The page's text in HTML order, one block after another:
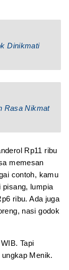
Dinikmati
Rasa Nikmat
Rp11 ribu
memesan
contoh, kamu
pisang, lumpia
ribu. Ada juga
nasi godok
Tapi
Menik.